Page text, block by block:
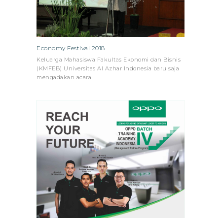
Economy Festival 2018
Keluarga Mahasiswa Fakultas Ekonomi dan Bisnis
(KMFEB) Universitas Al Azhar Indonesia baru saja
mengadakan acara…